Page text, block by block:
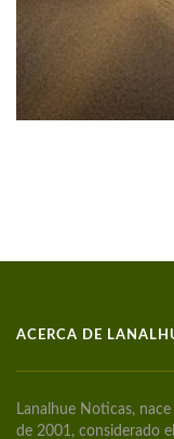
ACERCA DE
Lanalhue Noticas,
de 2001, considerado